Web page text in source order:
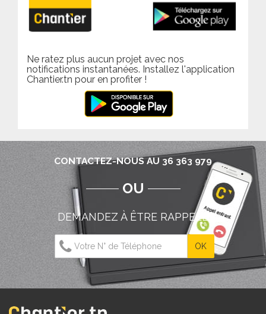
Ne ratez plus aucun projet avec nos
notifications instantanées. Installez l'application
Chantier.tn pour en profiter !
CONTACTEZ-NOUS AU 36 363 979
OU
DEMANDEZ À ÊTRE RAPPELÉ